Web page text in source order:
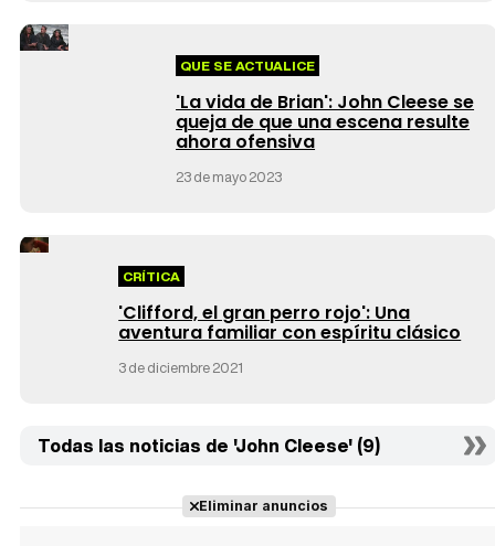
QUE SE ACTUALICE
'La vida de Brian': John Cleese se
queja de que una escena resulte
ahora ofensiva
23 de mayo 2023
CRÍTICA
'Clifford, el gran perro rojo': Una
aventura familiar con espíritu clásico
3 de diciembre 2021
Todas las noticias de 'John Cleese' (9)
Eliminar anuncios